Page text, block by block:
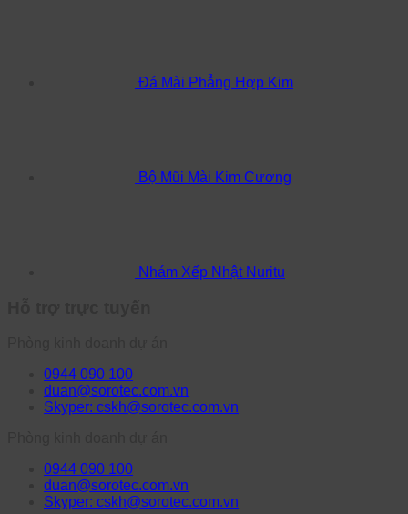
Đá Mài Phẳng Hợp Kim
Bộ Mũi Mài Kim Cương
Nhám Xếp Nhật Nuritu
0944 090 100
duan@sorotec.com.vn
Skyper: cskh@sorotec.com.vn
0944 090 100
duan@sorotec.com.vn
Skyper: cskh@sorotec.com.vn